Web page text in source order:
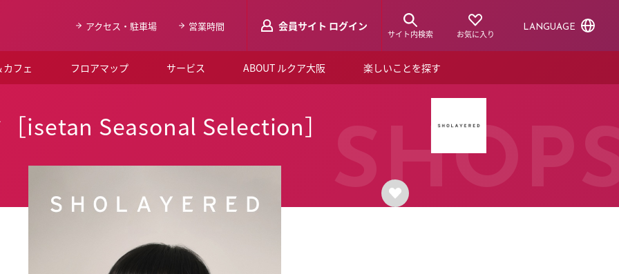
アクセス・駐車場 営業時間 会員サイト ログイン
サイト内検索 お気に入り
LANGUAGE
フェ フロアマップ サービス ABOUT ルクア大阪
会員登録はこちらから！
お知らせ
LUCUAブライダルクラブ
楽しいことを探す
ショップニュース
ルクアスタイル
特集
デジタルブック
isetan Seasonal Selection］